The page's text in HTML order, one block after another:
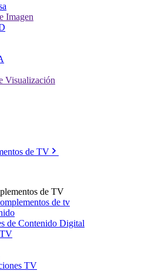
Imagen
Visualización
de TV
de TV
de tv
de Contenido Digital
TV